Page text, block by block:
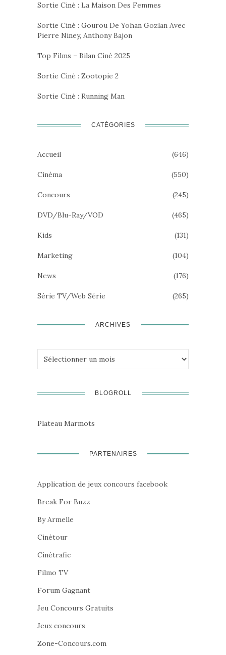
Sortie Ciné : La Maison Des Femmes
Sortie Ciné : Gourou De Yohan Gozlan Avec
Pierre Niney, Anthony Bajon
Top Films – Bilan Ciné 2025
Sortie Ciné : Zootopie 2
Sortie Ciné : Running Man
CATÉGORIES
Accueil (646)
Cinéma (550)
Concours (245)
DVD/Blu-Ray/VOD (465)
Kids (131)
Marketing (104)
News (176)
Série TV/Web Série (265)
ARCHIVES
Archives
BLOGROLL
Plateau Marmots
PARTENAIRES
Application de jeux concours facebook
Break For Buzz
By Armelle
Cinétour
Cinétrafic
Filmo TV
Forum Gagnant
Jeu Concours Gratuits
Jeux concours
Zone-Concours.com